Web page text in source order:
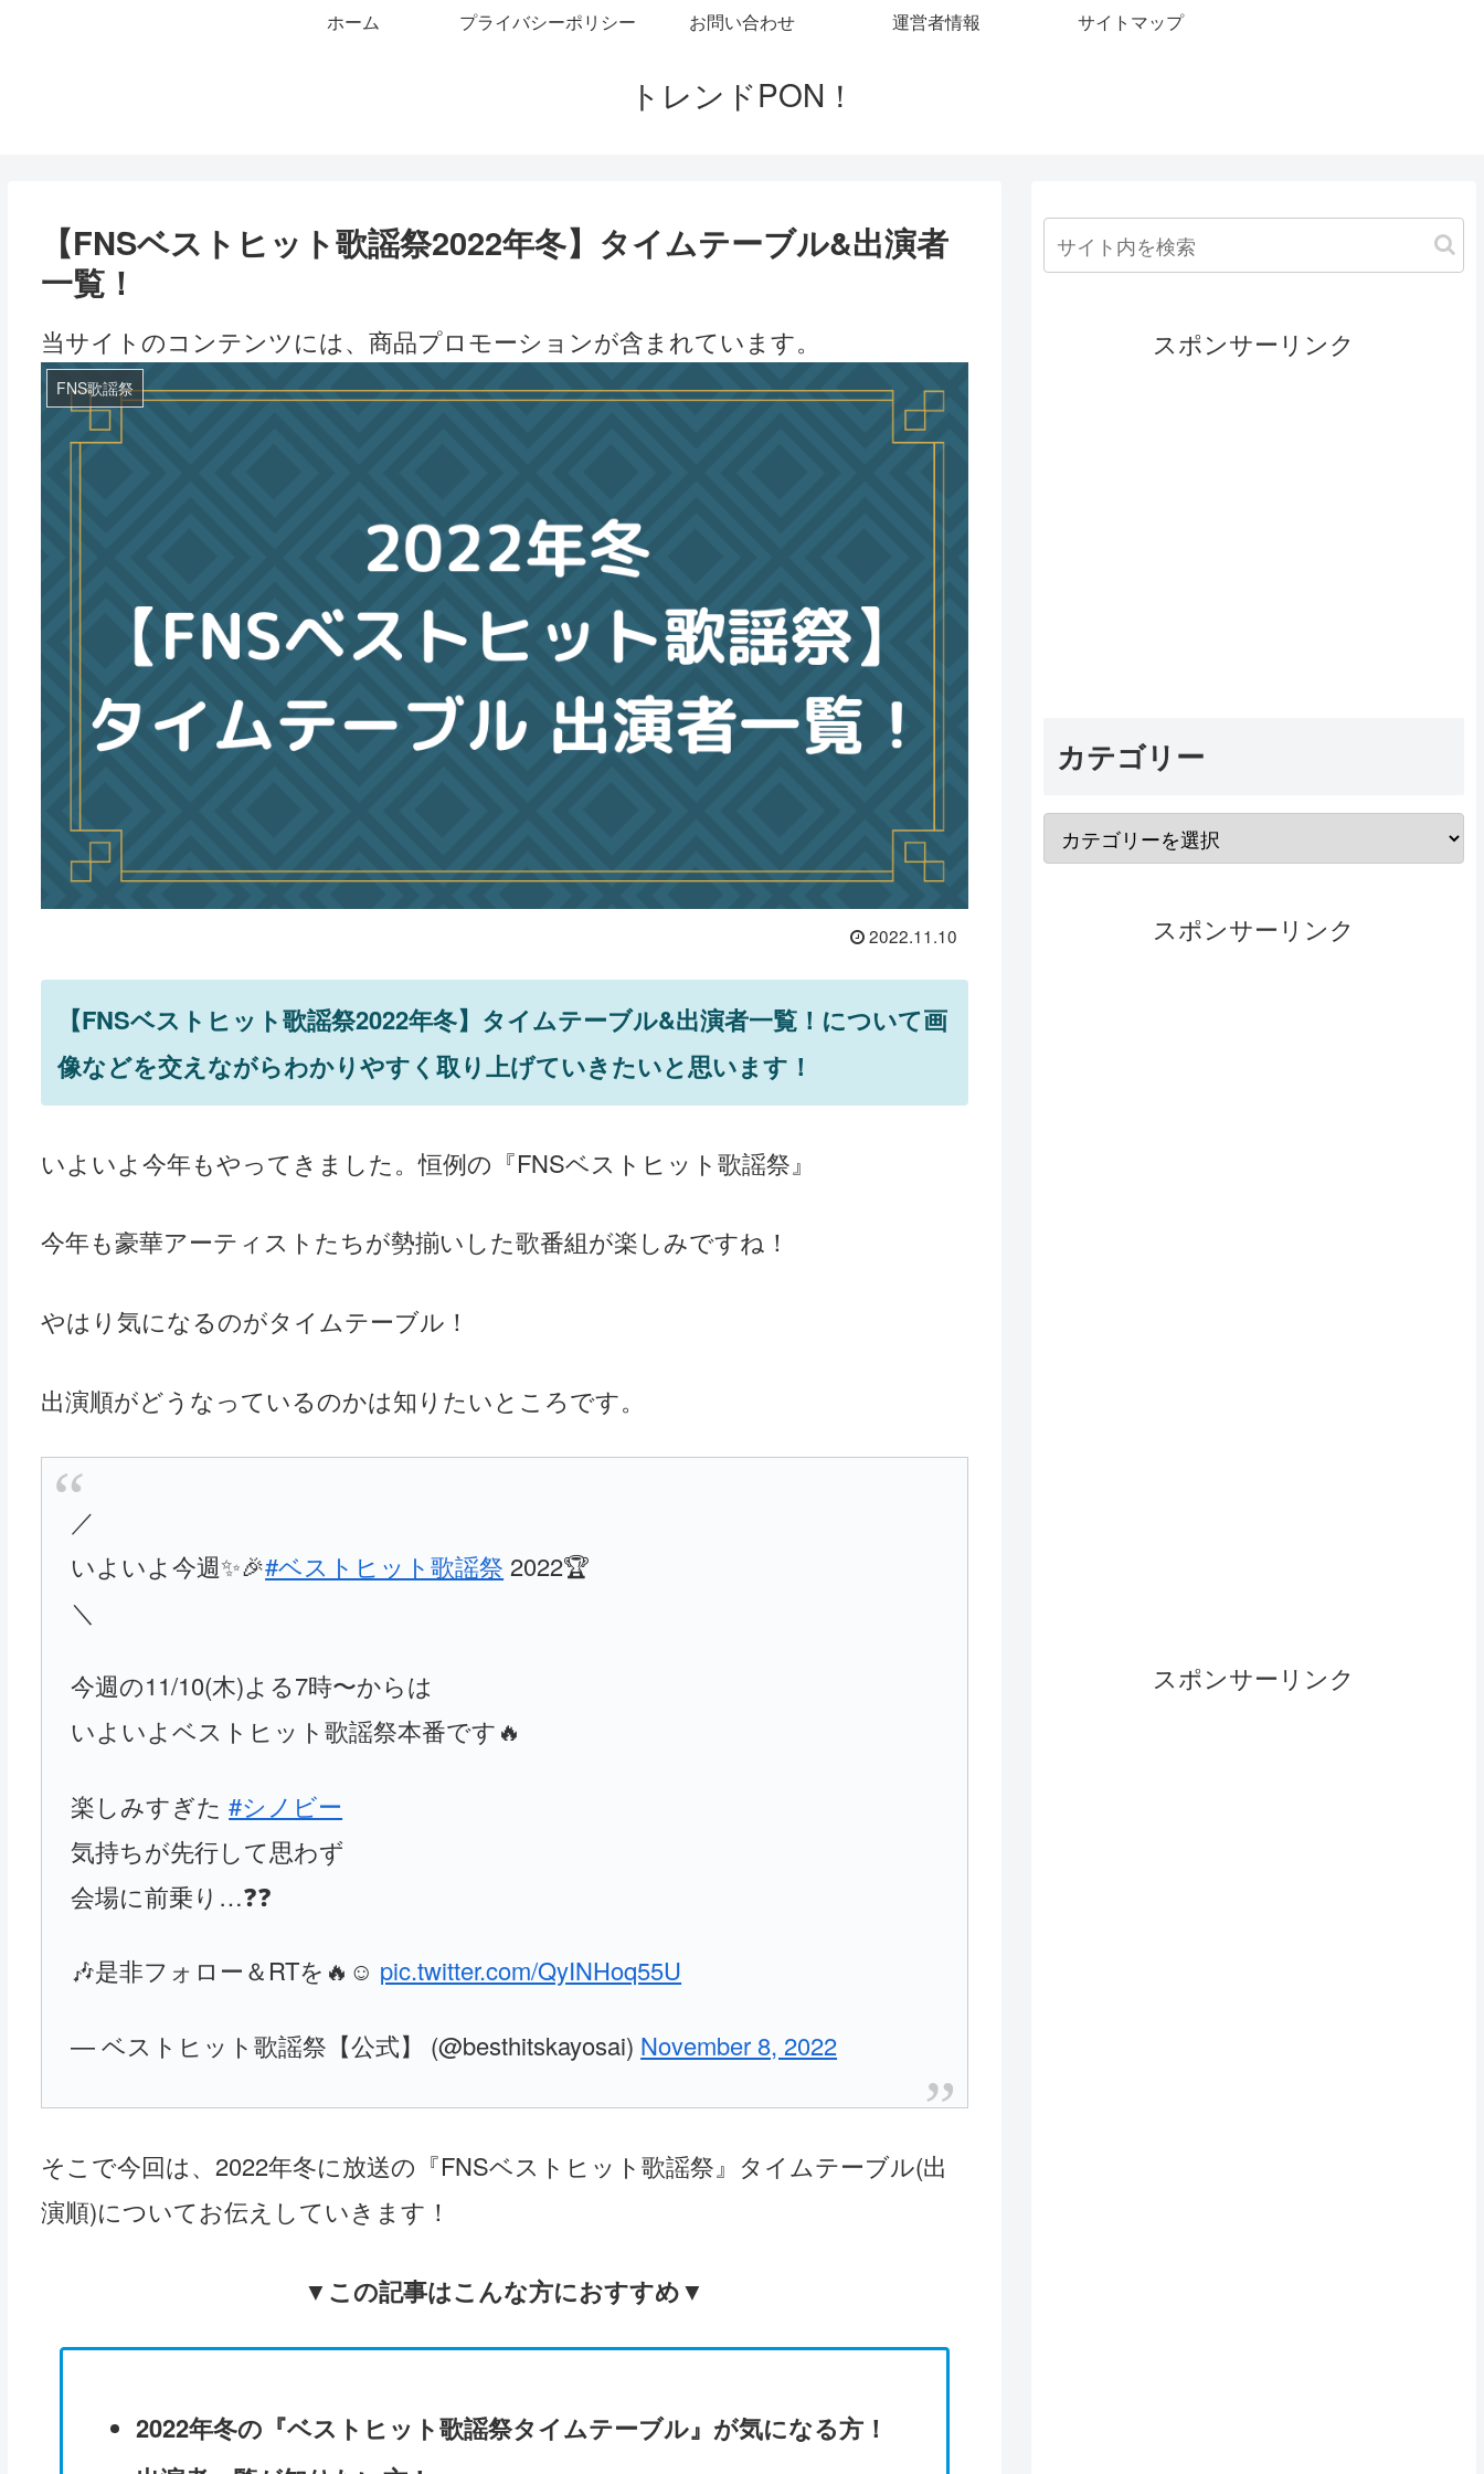
トレンドPON！
ホーム プライバシーポリシー お問い合わせ 運営者情報 サイトマップ
【FNSベストヒット歌謡祭2022年冬】タイムテーブル&出演者
一覧！
当サイトのコンテンツには、商品プロモーションが含まれています。
FNS歌謡祭
2022.11.10
【FNSベストヒット歌謡祭2022年冬】タイムテーブル&出演者一覧！について画
像などを交えながらわかりやすく取り上げていきたいと思います！
いよいよ今年もやってきました。恒例の『FNSベストヒット歌謡祭』
今年も豪華アーティストたちが勢揃いした歌番組が楽しみですね！
やはり気になるのがタイムテーブル！
出演順がどうなっているのかは知りたいところです。
／
いよいよ今週✨🎉#ベストヒット歌謡祭 2022🏆
＼
今週の11/10(木)よる7時〜からは
いよいよベストヒット歌謡祭本番です🔥
楽しみすぎた#シノビー
気持ちが先行して思わず
会場に前乗り…❓❓
🎶是非フォロー＆RTを🔥☺ pic.twitter.com/QyINHoq55U
— ベストヒット歌謡祭【公式】 (@besthitskayosai) November 8, 2022
そこで今回は、2022年冬に放送の『FNSベストヒット歌謡祭』タイムテーブル(出
演順)についてお伝えしていきます！
▼この記事はこんな方におすすめ▼
2022年冬の『ベストヒット歌謡祭タイムテーブル』が気になる方！
スポンサーリンク
カテゴリー
スポンサーリンク
スポンサーリンク